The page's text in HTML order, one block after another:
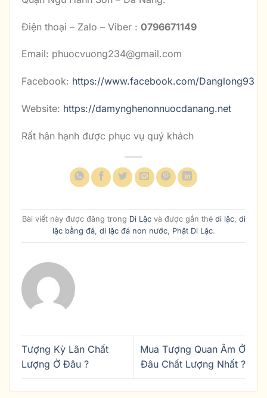
Điện thoại – Zalo – Viber : 0796671149
Email: phuocvuong234@gmail.com
Facebook: https://www.facebook.com/Danglong93
Website: https://damynghenonnuocdanang.net
Rất hân hạnh được phục vụ quý khách
Bài viết này được đăng trong Di Lặcvà được gắn thẻ di lặc, di
lặc bằng đá, di lặc đá non nước, Phật Di Lặc.
Tượng Kỳ Lân Chất
Lượng Ở Đâu ?
Mua Tượng Quan Âm Ở
Đâu Chất Lượng Nhất ?